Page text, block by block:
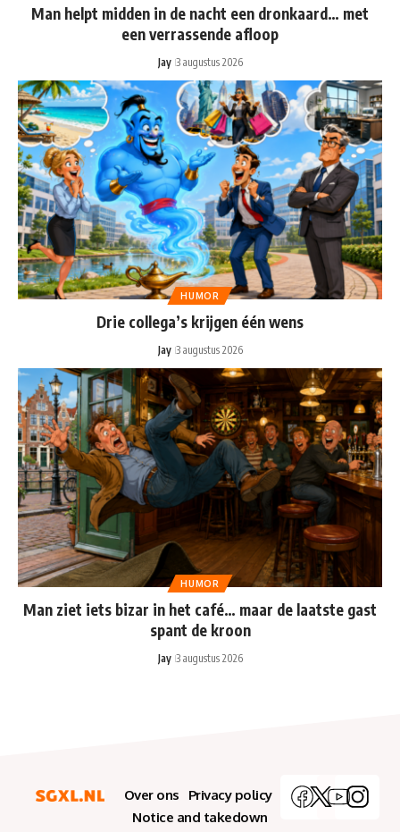
Man helpt midden in de nacht een dronkaard… met
een verrassende afloop
Jay 3 augustus 2026
HUMOR
Drie collega’s krijgen één wens
Jay 3 augustus 2026
HUMOR
Man ziet iets bizar in het café… maar de laatste gast
spant de kroon
Jay 3 augustus 2026
Over ons
Privacy policy
Notice and takedown